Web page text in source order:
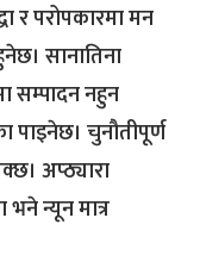
र परोपकारमा मन
सानातिना
सम्पादन नहुन
चुनौतीपूर्ण
अप्ठ्यारा
न्यून मात्र